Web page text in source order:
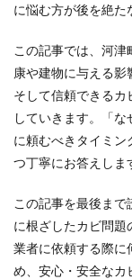
に悩む方が後を絶た
この記事では、河
康や建物に与える影
そして信頼できるカ
していきます。「
に頼むべきタイミン
つ丁寧にお答えしま
この記事を最後ま
に根ざしたカビ問題
業者に依頼する際に
め、安心・安全なカ